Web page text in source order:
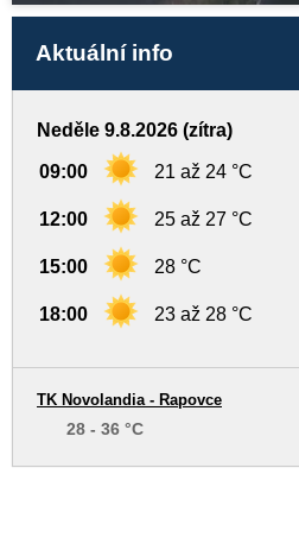
Aktuální info
Neděle 9.8.2026 (zítra)
09:00 21 až 24 °C
12:00 25 až 27 °C
15:00 28 °C
18:00 23 až 28 °C
TK Novolandia - Rapovce
28 - 36 °C